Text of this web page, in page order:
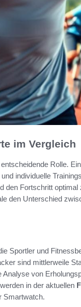
im Vergleich
Rolle.
individuelle
den Fortschritt optimal
den Unterschied
Sportler und
sind mittlerweile
von
in der aktuellen
Smartwatch.